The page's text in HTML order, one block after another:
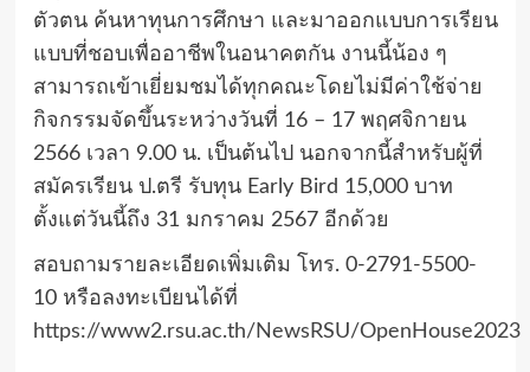
ตัวตน ค้นหาทุนการศึกษา และมาออกแบบการเรียน
แบบที่ชอบเพื่ออาชีพในอนาคตกัน งานนี้น้อง ๆ
สามารถเข้าเยี่ยมชมได้ทุกคณะโดยไม่มีค่าใช้จ่าย
กิจกรรมจัดขึ้นระหว่างวันที่ 16 – 17 พฤศจิกายน
2566 เวลา 9.00 น. เป็นต้นไป นอกจากนี้สำหรับผู้ที่
สมัครเรียน ป.ตรี รับทุน Early Bird 15,000 บาท
ตั้งแต่วันนี้ถึง 31 มกราคม 2567 อีกด้วย
สอบถามรายละเอียดเพิ่มเติม โทร. 0-2791-5500-
10 หรือลงทะเบียนได้ที่
https://www2.rsu.ac.th/NewsRSU/OpenHouse2023